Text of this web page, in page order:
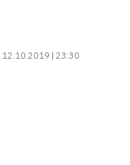
12.10.2019 | 23:30